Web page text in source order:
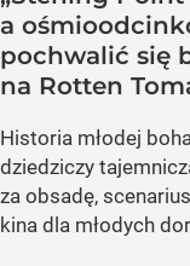
a
pochwalić się
na Rotten
Historia młodej
dziedziczy
za obsadę,
kina dla młodych